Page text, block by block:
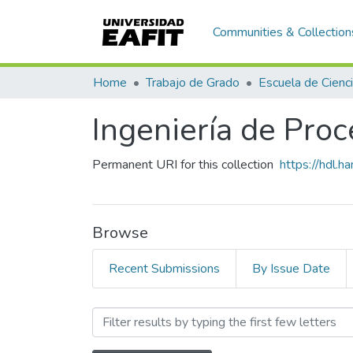
Communities &
Home Trabajo de Grado
Ingeniería de
Permanent URI for this collection https://
Browse
Recent Submissions By Issue Date
Browsing Ingeniería de